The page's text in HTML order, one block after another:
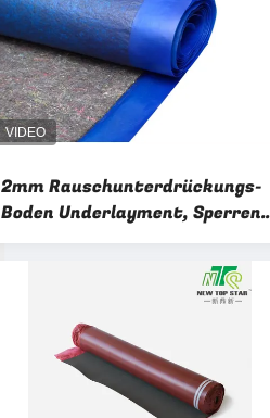
2mm Rauschunterdrückungs-
Boden Underlayment, Sperren-
Schaum-Unterlage des Dampf-